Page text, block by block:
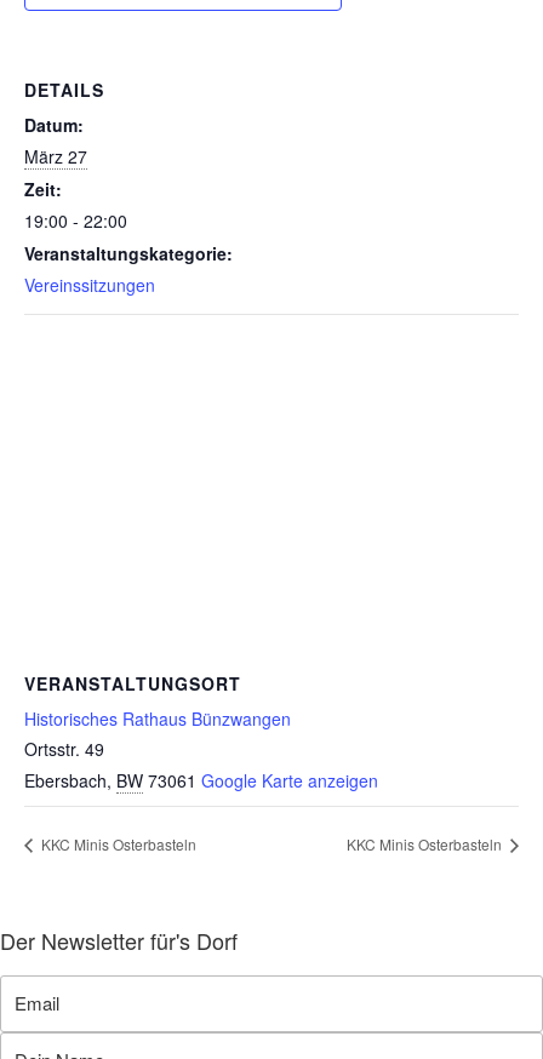
DETAILS
Datum:
März 27
Zeit:
19:00 - 22:00
Veranstaltungskategorie:
Vereinssitzungen
VERANSTALTUNGSORT
Historisches Rathaus Bünzwangen
Ortsstr. 49
Ebersbach, BW 73061 Google Karte anzeigen
KKC Minis Osterbasteln KKC Minis Osterbasteln
Der Newsletter für's Dorf